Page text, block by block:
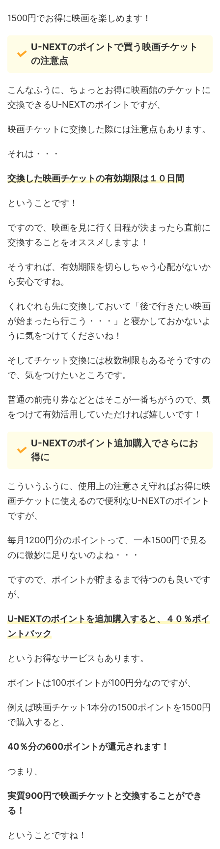
1500円でお得に映画を楽しめます！
U-NEXTのポイントで買う映画チケット
の注意点
こんなふうに、ちょっとお得に映画館のチケットに
交換できるU-NEXTのポイントですが、
映画チケットに交換した際には注意点もあります。
それは・・・
交換した映画チケットの有効期限は１０日間
ということです！
ですので、映画を見に行く日程が決まったら直前に
交換することをオススメしますよ！
そうすれば、有効期限を切らしちゃう心配がないか
ら安心ですね。
くれぐれも先に交換しておいて「後で行きたい映画
が始まったら行こう・・・」と寝かしておかないよ
うに気をつけてくださいね！
そしてチケット交換には枚数制限もあるそうですの
で、気をつけたいところです。
普通の前売り券などとはそこが一番ちがうので、気
をつけて有効活用していただければ嬉しいです！
U-NEXTのポイント追加購入でさらにお
得に
こういうふうに、使用上の注意さえ守ればお得に映
画チケットに使えるので便利なU-NEXTのポイント
ですが、
毎月1200円分のポイントって、一本1500円で見る
のに微妙に足りないのよね・・・
ですので、ポイントが貯まるまで待つのも良いです
が、
U-NEXTのポイントを追加購入すると、４０％ポイ
ントバック
というお得なサービスもあります。
ポイントは100ポイントが100円分なのですが、
例えば映画チケット1本分の1500ポイントを1500円
で購入すると、
40％分の600ポイントが還元されます！
つまり、
実質900円で映画チケットと交換することができ
る！
ということですね！